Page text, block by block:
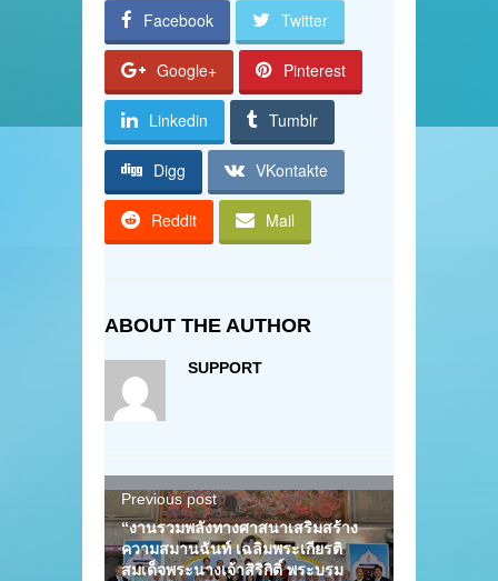
Facebook Twitter
Google+ Pinterest
Linkedin Tumblr
Digg VKontakte
Reddit Mail
ABOUT THE AUTHOR
SUPPORT
Previous post
“งานรวมพลังทางศาสนาเสริมสร้าง
ความสมานฉันท์ เฉลิมพระเกียรติ
สมเด็จพระนางเจ้าสิริกิติ์ พระบรม